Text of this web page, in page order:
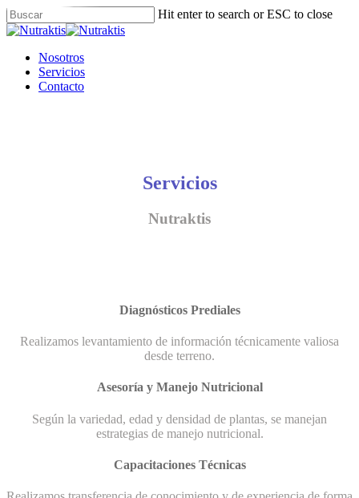
Skip
to
content
Hit enter to search or ESC to close
Close
Menu
Nosotros
Servicios
Contacto
Servicios
Nutraktis
Diagnósticos Prediales
Realizamos levantamiento de información técnicamente valiosa
desde terreno.
Asesoría y Manejo Nutricional
Según la variedad, edad y densidad de plantas, se manejan
estrategias de manejo nutricional.
Capacitaciones Técnicas